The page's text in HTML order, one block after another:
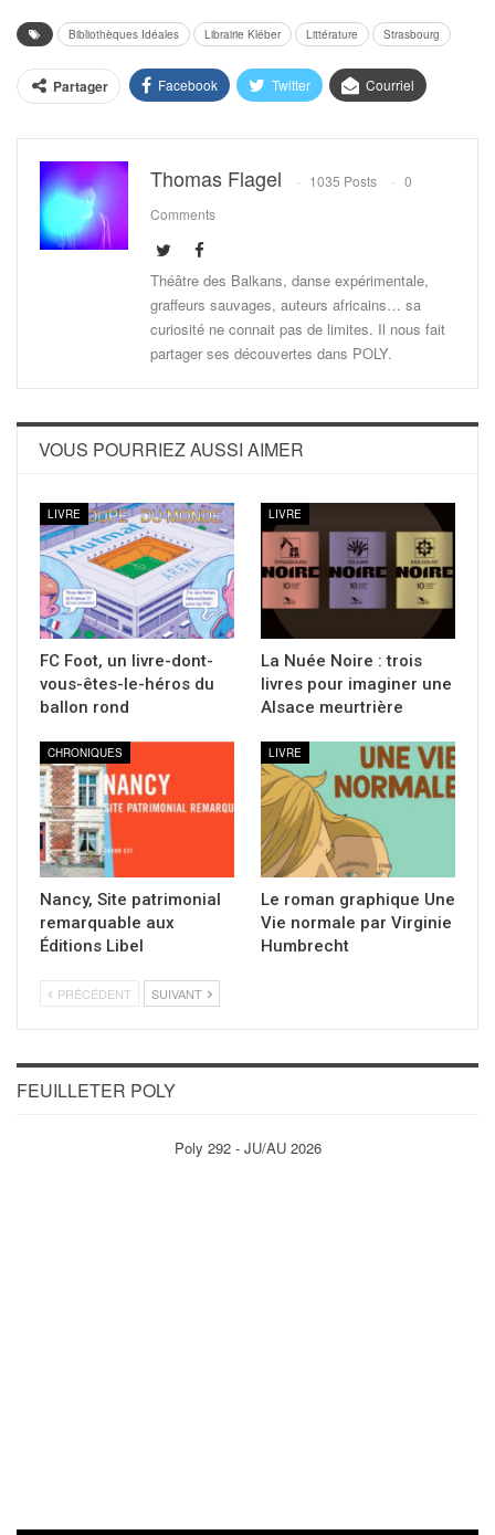
Bibliothèques Idéales Librairie Kléber Littérature Strasbourg
Partager Facebook Twitter Courriel
Thomas Flagel 1035 Posts
0
Comments
Théâtre des Balkans, danse expérimentale,
graffeurs sauvages, auteurs africains… sa
curiosité ne connait pas de limites. Il nous fait
partager ses découvertes dans POLY.
VOUS POURRIEZ AUSSI AIMER
LIVRE
FC Foot, un livre-dont-
vous-êtes-le-héros du
ballon rond
LIVRE
La Nuée Noire : trois
livres pour imaginer une
Alsace meurtrière
CHRONIQUES
Nancy, Site patrimonial
remarquable aux
Éditions Libel
LIVRE
Le roman graphique Une
Vie normale par Virginie
Humbrecht
PRÉCÉDENT SUIVANT
FEUILLETER POLY
Poly 292 - JU/AU 2026